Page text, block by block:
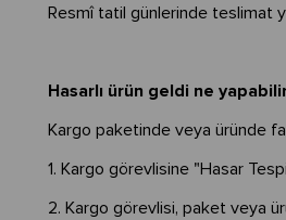
Resmî tatil günlerinde teslimat
Hasarlı ürün geldi ne
Kargo paketinde veya üründe
1. Kargo görevlisine "Hasar
2. Kargo görevlisi, paket veya